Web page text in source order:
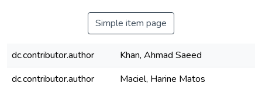
Simple item page
dc.contributor.author
Khan, Ahmad Saeed
dc.contributor.author
Maciel, Harine Matos